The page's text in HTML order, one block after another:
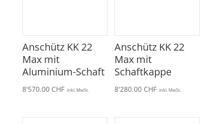
Anschütz KK 22
Max mit
Aluminium-Schaft
8'570.00 CHF inkl. MwSt.
Anschütz KK 22
Max mit
Schaftkappe
8'280.00 CHF inkl. MwSt.